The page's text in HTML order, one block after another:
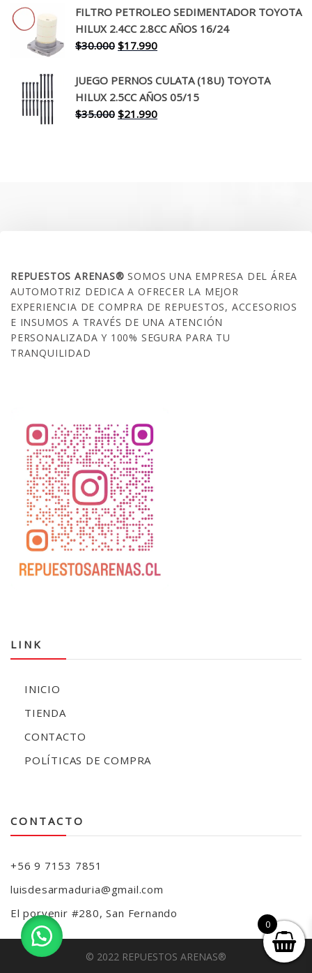
original
era:
$260.000.
actual
es:
FILTRO PETROLEO SEDIMENTADOR TOYOTA
HILUX 2.4CC 2.8CC AÑOS 16/24
$30.000 El
original
era:
$30.000.
$17.990El
actual
es:
$17.990.
JUEGO PERNOS CULATA (18U) TOYOTA
HILUX 2.5CC AÑOS 05/15
$35.000 El
$21.990El
REPUESTOS ARENAS®SOMOS UNA EMPRESA DEL ÁREA
AUTOMOTRIZ DEDICA A OFRECER LA MEJOR
EXPERIENCIA DE COMPRA DE REPUESTOS, ACCESORIOS
E INSUMOS A TRAVÉS DE UNA ATENCIÓN
PERSONALIZADA Y 100% SEGURA PARA TU
TRANQUILIDAD
LINK
INICIO
TIENDA
CONTACTO
POLÍTICAS DE COMPRA
CONTACTO
+56 9 7153 7851
luisdesarmaduria@gmail.com
El porvenir #280, San Fernando
© 2022 REPUESTOS ARENAS®
0